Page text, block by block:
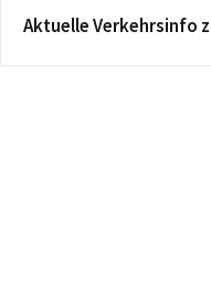
Aktuelle Verkehrsinfo